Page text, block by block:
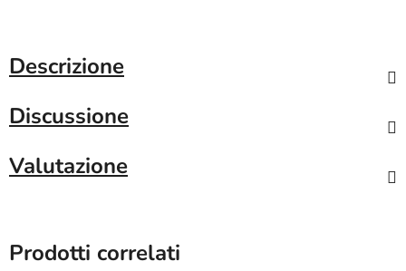
Descrizione
Discussione
Valutazione
Prodotti correlati